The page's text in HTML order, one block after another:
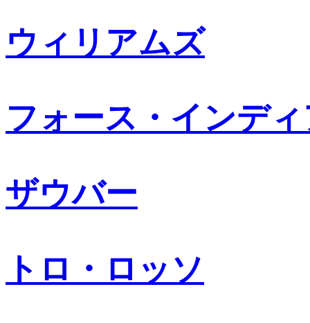
ウィリアムズ
フォース・インデ
ザウバー
トロ・ロッソ